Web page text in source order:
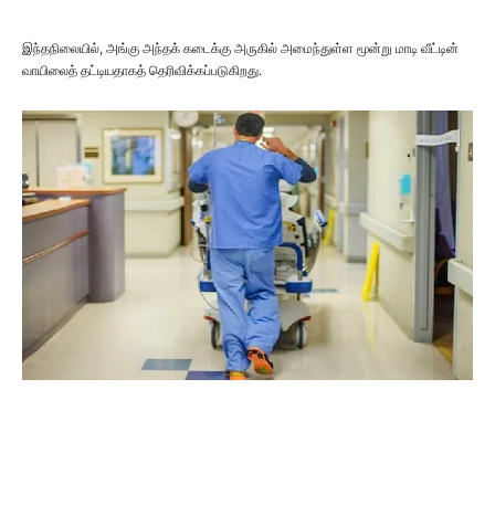
இந்தநிலையில், அங்கு அந்தக் கடைக்கு அருகில் அமைந்துள்ள மூன்று மாடி வீட்டின்
வாயிலைத் தட்டியதாகத் தெரிவிக்கப்படுகிறது.